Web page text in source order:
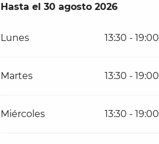
Del3 julio 2026al30 agosto 2026
Hasta el 30 agosto 2026
Lunes 13:30 - 19:00
Martes 13:30 - 19:00
Miércoles 13:30 - 19:00